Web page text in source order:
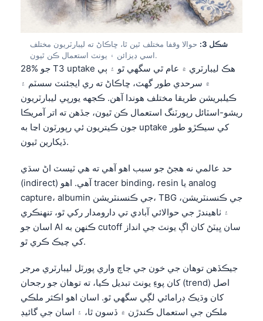
شڪل 3:
حوالا وقفا مختلف ٿين ٿا، ڇاڪاڻ ته ليبارٽريون مختلف
اسي ڊيزائن ۽ يونٽ استعمال ڪن ٿيون.
28% جو T3 uptake هڪ ليبارٽري ۾ عام ٿي سگهي ٿو ۽ ٻي
۾ سرحدي طور گهٽ، ڇاڪاڻ ته ري ايجئنٽ سسٽم ۽
ڪيلبريشن طريقا مختلف هوندا آهن. ڪجهه يورپي ليبارٽريون
ريشو-اسٽائل رپورٽنگ استعمال ڪن ٿيون، جڏهن ته اتر آمريڪا
جون ڪيتريون ئي رپورٽون اڃا به uptake کي سيڪڙو طور
ڏيکارين ٿيون.
حد عالمي نه هجڻ جو سبب اهو آهي ته هي ٽيسٽ اڻ سڌي
(indirect) آهي. اهو tracer binding، resin يا analog
capture، albumin جي ڪنسنٽريشن، TBG جي ڪنسنٽريشن،
۽ ٺاهيندڙ جي حوالائي آبادي تي دارومدار رکي ٿو، تنهنڪري
اسان جو AI ڪنهن به cutoff سان ڀيٽڻ کان اڳ يونٽ جي انداز
کي چيڪ ڪري ٿو.
جيڪڏهن توهان جي خون جي جاچ واري پورٽل ليبارٽري مرجر
کان پوءِ يونٽ تبديل ڪيا، ته توهان جو رجحان (trend) اصل
کان وڌيڪ ڊرامائي لڳي سگهي ٿو. اسان اهو اڪثر ملڪي
ملڪن جي استعمال ڪندڙن ۾ ڏسون ٿا، ۽ اسان جي گائيڊ